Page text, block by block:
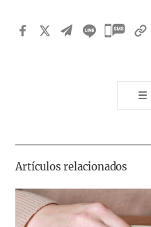
Artículos relacionados